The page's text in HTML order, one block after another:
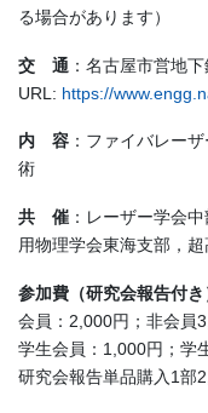
る場合があります）
交 通 ：名古屋市営地
URL: https://
内 容 ：ファイバレー
術
共 催 ：レーザー学会
用物理学会東海支部，
参加費（研究会報告付き
会員：2,000円；非会員
学生会員：1,000円；学
研究会報告単品購入1部